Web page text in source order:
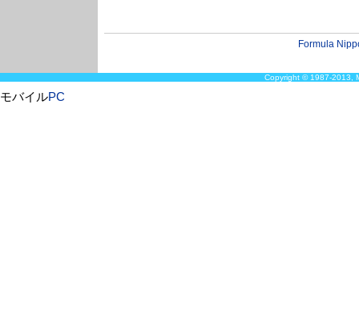
Formula
Copyright © 1987-2013,
モバイルPC